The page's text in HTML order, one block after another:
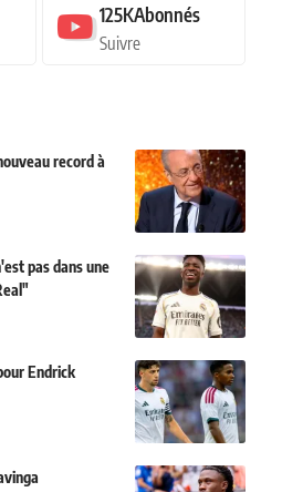
125KAbonnés
Suivre
record à
pas dans une
Endrick